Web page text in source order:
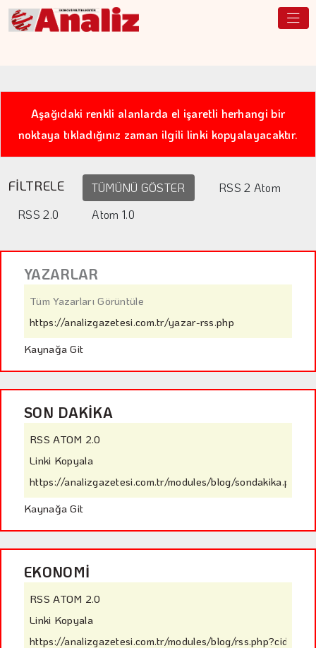
Aşağıdaki renkli alanlarda el işaretli herhangi bir
noktaya tıkladığınız zaman ilgili linki kopyalayacaktır.
FİLTRELE TÜMÜNÜ GÖSTER
RSS 2 Atom
RSS 2.0
Atom 1.0
YAZARLAR
Tüm Yazarları Görüntüle
https://analizgazetesi.com.tr/yazar-rss.php
Kaynağa Git
SON DAKİKA
RSS ATOM 2.0
Linki Kopyala
https://analizgazetesi.com.tr/modules/blog/sondakika.php
Kaynağa Git
EKONOMİ
RSS ATOM 2.0
Linki Kopyala
https://analizgazetesi.com.tr/modules/blog/rss.php?cid=1